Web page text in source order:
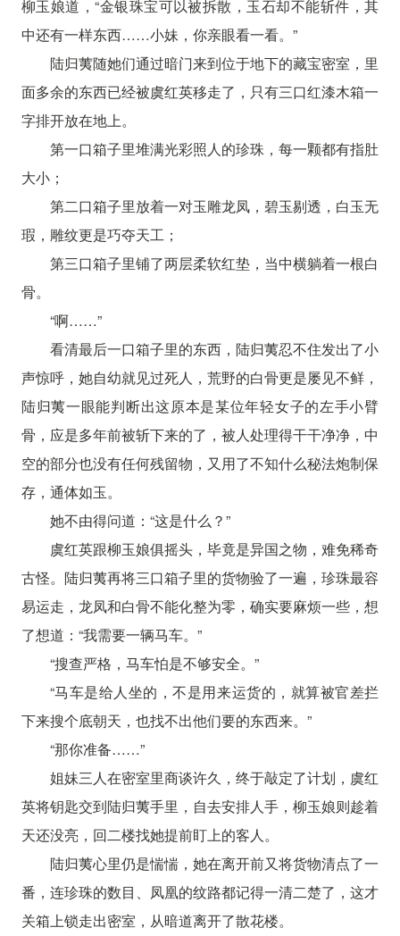
柳玉娘道，“金银珠宝可以被拆散，玉石却不能斩件，其
中还有一样东西……小妹，你亲眼看一看。”
陆归荑随她们通过暗门来到位于地下的藏宝密室，里
面多余的东西已经被虞红英移走了，只有三口红漆木箱一
字排开放在地上。
第一口箱子里堆满光彩照人的珍珠，每一颗都有指肚
大小；
第二口箱子里放着一对玉雕龙凤，碧玉剔透，白玉无
瑕，雕纹更是巧夺天工；
第三口箱子里铺了两层柔软红垫，当中横躺着一根白
骨。
“啊……”
看清最后一口箱子里的东西，陆归荑忍不住发出了小
声惊呼，她自幼就见过死人，荒野的白骨更是屡见不鲜，
陆归荑一眼能判断出这原本是某位年轻女子的左手小臂
骨，应是多年前被斩下来的了，被人处理得干干净净，中
空的部分也没有任何残留物，又用了不知什么秘法炮制保
存，通体如玉。
她不由得问道：“这是什么？”
虞红英跟柳玉娘俱摇头，毕竟是异国之物，难免稀奇
古怪。陆归荑再将三口箱子里的货物验了一遍，珍珠最容
易运走，龙凤和白骨不能化整为零，确实要麻烦一些，想
了想道：“我需要一辆马车。”
“搜查严格，马车怕是不够安全。”
“马车是给人坐的，不是用来运货的，就算被官差拦
下来搜个底朝天，也找不出他们要的东西来。”
“那你准备……”
姐妹三人在密室里商谈许久，终于敲定了计划，虞红
英将钥匙交到陆归荑手里，自去安排人手，柳玉娘则趁着
天还没亮，回二楼找她提前盯上的客人。
陆归荑心里仍是惴惴，她在离开前又将货物清点了一
番，连珍珠的数目、凤凰的纹路都记得一清二楚了，这才
关箱上锁走出密室，从暗道离开了散花楼。